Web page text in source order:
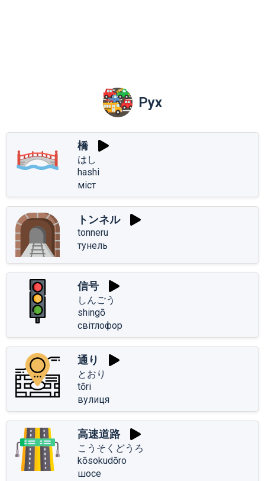
Рух
橋
はし
hashi
міст
トンネル
tonneru
тунель
信号
しんごう
shingō
світлофор
通り
とおり
tōri
вулиця
高速道路
こうそくどうろ
kōsokudōro
шосе